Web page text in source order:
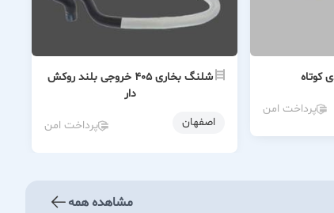
پرداخت امن
شلنگ بخاری ۴۰۵ خروجی بلند روکش
دار
اصفهان
پرداخت امن
مشاهده همه